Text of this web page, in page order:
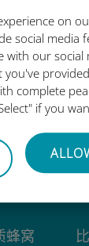
on
social
our social
complete
if you
国际
蜂窝